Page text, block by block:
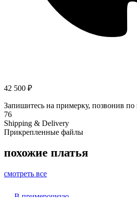
42 500 ₽
Запишитесь на примерку, позвонив
76
Shipping & Delivery
Прикрепленные файлы
похожие платья
смотреть все
В примерочную